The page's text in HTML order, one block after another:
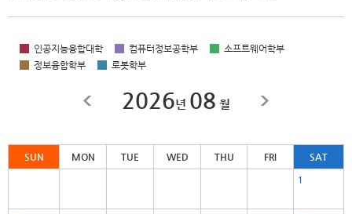
인공지능융합대학 컴퓨터정보공학부
소프트웨어학부
정보융합학부
로봇학부
2026년 08 월
SUN MON TUE WED THU FRI SAT
1